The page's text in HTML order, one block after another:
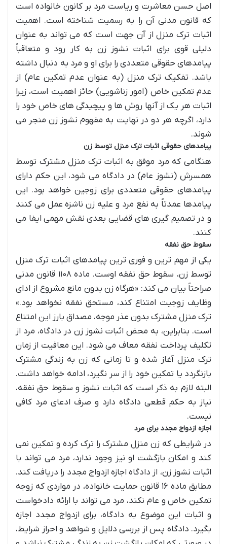
اصل حسن معاشرت و ریاست مرد بر کانون خانواده است
که قانون مدنی آن را به رسمیت شناخته است. اهمیت
اثبات ترک منزل از آن جهت است که می تواند به عنوان
دلیلی قوی برای اثبات نشوز زن به کار رود و متعاقباً
پیامدهای حقوقی متعددی را برای او و مرد به دنبال داشته
باشد. تفکیک ترک منزل (به عنوان عدم تمکین عام) از
عدم تمکین خاص (امور زناشویی) حائز اهمیت است، زیرا
اثبات هر یک از آنها روش ها و پیچیدگی های خاص خود را
دارد، اگرچه هر دو در نهایت به مفهوم نشوز زن منجر می
شوند.
پیامدهای حقوقی اثبات ترک منزل توسط زن
هنگامی که مرد موفق به اثبات ترک منزل مشترک توسط
همسرش (نشوز عام) در دادگاه می شود، این حکم دارای
پیامدهای حقوقی متعددی برای زوجین خواهد بود. این
پیامدها عمدتاً به نفع مرد و علیه زن ناشزه عمل می کنند
و در تصمیم گیری های قضایی بعدی نقش مهمی ایفا می
کنند.
سقوط حق نفقه
یکی از مهم ترین و فوری ترین پیامدهای اثبات ترک منزل
توسط زن، سقوط حق نفقه اوست. ماده ۱۱۰۸ قانون مدنی
صراحتاً بیان می کند: «هرگاه زن بدون مانع مشروع از ادای
وظایف زوجیت امتناع کند، مستحق نفقه نخواهد بود.»
ترک منزل مشترک بدون عذر موجه، مصداق بارز این امتناع
است. بنابراین، به محض اثبات نشوز زن در دادگاه، مرد از
تکلیف پرداخت نفقه معاف می شود. این معافیت از زمان
ترک منزل آغاز شده و تا زمانی که زن به زندگی مشترک
بازنگردد یا تمکین خود را از سر نگیرد، ادامه خواهد داشت.
البته لازم به ذکر است که اثبات نشوز و سقوط حق نفقه،
نیاز به حکم قطعی دادگاه دارد و صرف ادعای مرد کافی
نیست.
اجازه ازدواج مجدد برای مرد
در شرایطی که زن منزل مشترک را ترک کرده و تمکین نمی
کند و امکان بازگشت او نیز وجود ندارد، مرد می تواند با
اثبات نشوز زن، از دادگاه اجازه ازدواج مجدد را دریافت کند.
مطابق ماده ۱۶ قانون حمایت خانواده، در مواردی که زوجه
تمکین خاص و عام نکند، مرد می تواند با ارائه دادخواست
و اثبات این موضوع به دادگاه، برای ازدواج مجدد اجازه
بگیرد. دادگاه پس از بررسی دلایل و شواهد و احراز شرایط،